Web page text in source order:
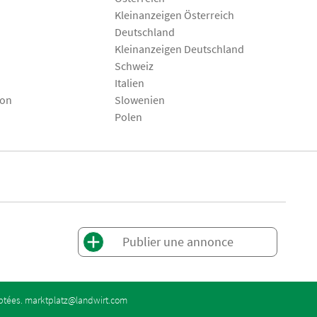
Kleinanzeigen Österreich
Deutschland
Kleinanzeigen Deutschland
Schweiz
Italien
Slowenien
Polen
Publier une annonce
marktplatz@landwirt.com